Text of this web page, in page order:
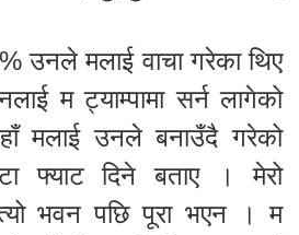
उनले मलाई वाचा गरेका थिए
म ट्याम्पामा सर्न लागेको
मलाई उनले बनाउँदै गरेको
फ्याट दिने बताए । मेरो
भवन पछि पूरा भएन । म